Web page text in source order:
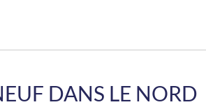
DANS LE NORD